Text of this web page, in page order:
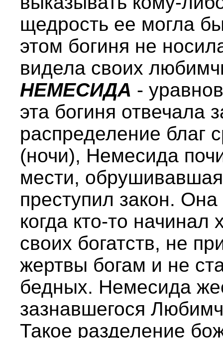
щедрость ее могла
этом богиня не
видела своих
НЕМЕСИДА -
эта богиня отвечала
распределение благ
(ночи), Немесида
мести, обрушивавшая
преступил закон.
когда кто-то начинал
своих богатств, не
жертвы богам и не
бедных. Немесида
зазнавшегося
Такое разделение